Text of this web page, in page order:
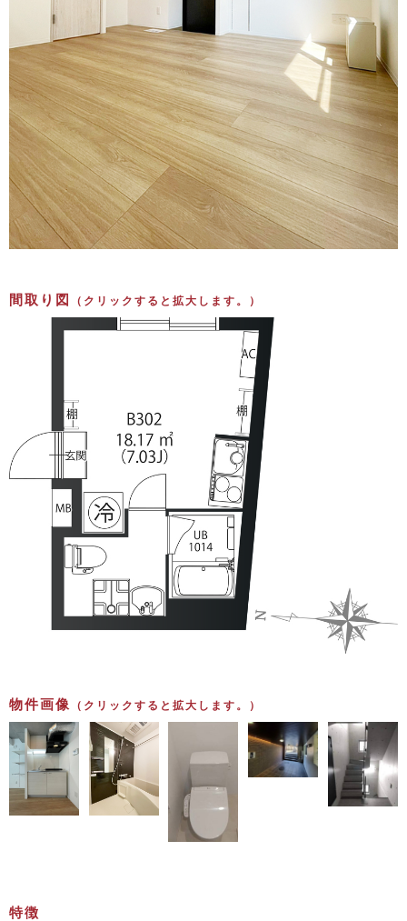
間取り図 （クリックすると拡大します。）
物件画像 （クリックすると拡大します。）
特徴